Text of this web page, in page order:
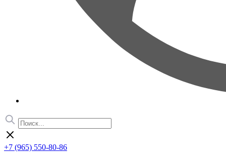
+7 (965) 550-80-86